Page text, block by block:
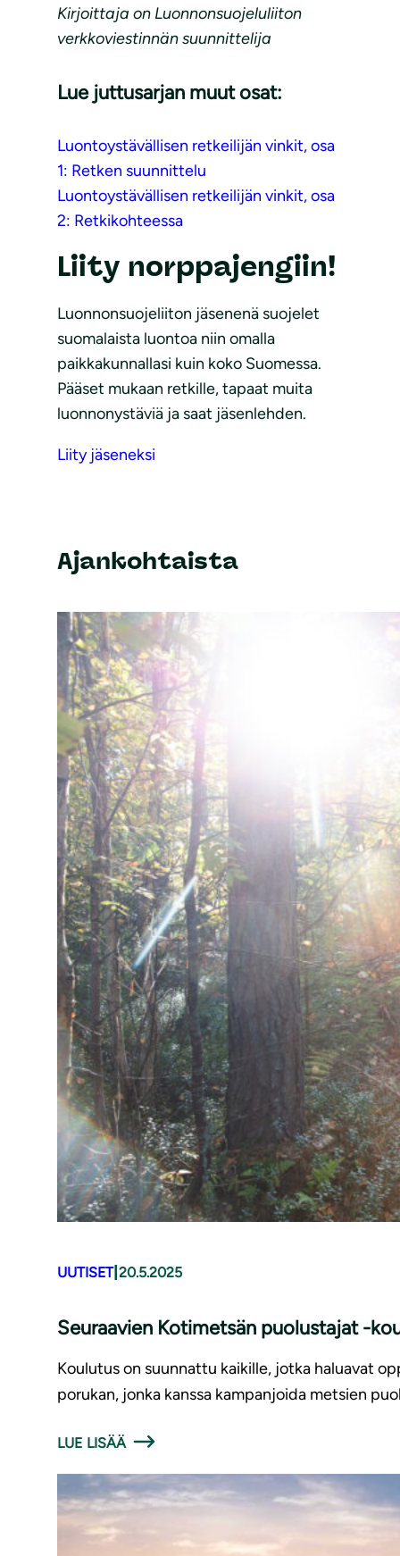
Kirjoittaja on Luonnonsuojeluliiton
verkkoviestinnän suunnittelija
Lue juttusarjan muut osat:
Luontoystävällisen retkeilijän vinkit, osa
1: Retken suunnittelu
Luontoystävällisen retkeilijän vinkit, osa
2: Retkikohteessa
Liity norppajengiin!
Luonnonsuojeliiton jäsenenä suojelet
suomalaista luontoa niin omalla
paikkakunnallasi kuin koko Suomessa.
Pääset mukaan retkille, tapaat muita
luonnonystäviä ja saat jäsenlehden.
Liity jäseneksi
Ajankohtaista
UUTISET| 20.5.2025
Seuraavien Kotimetsän puolustajat -
Koulutus on suunnattu kaikille, jotka haluavat
porukan, jonka kanssa kampanjoida metsien
LUE LISÄÄ